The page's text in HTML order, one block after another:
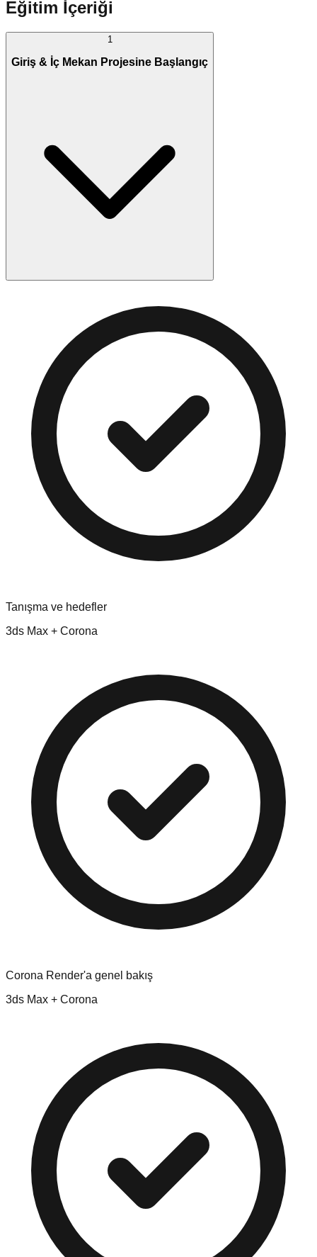
Eğitim İçeriği
1
Giriş & İç Mekan Projesine Başlangıç
Tanışma ve hedefler
3ds Max + Corona
Corona Render'a genel bakış
3ds Max + Corona